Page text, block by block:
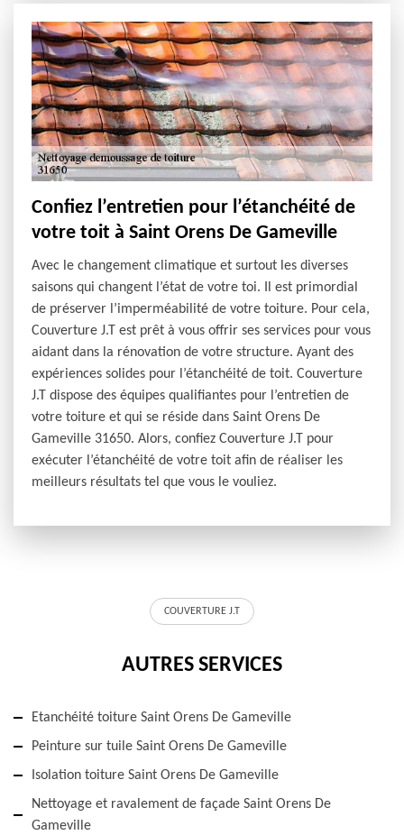
Confiez l’entretien pour l’étanchéité de
votre toit à Saint Orens De Gameville
Avec le changement climatique et surtout les diverses
saisons qui changent l’état de votre toi. Il est primordial
de préserver l’imperméabilité de votre toiture. Pour cela,
Couverture J.T est prêt à vous offrir ses services pour vous
aidant dans la rénovation de votre structure. Ayant des
expériences solides pour l’étanchéité de toit. Couverture
J.T dispose des équipes qualifiantes pour l’entretien de
votre toiture et qui se réside dans Saint Orens De
Gameville 31650. Alors, confiez Couverture J.T pour
exécuter l’étanchéité de votre toit afin de réaliser les
meilleurs résultats tel que vous le vouliez.
COUVERTURE J.T
AUTRES SERVICES
Etanchéité toiture Saint Orens De Gameville
Peinture sur tuile Saint Orens De Gameville
Isolation toiture Saint Orens De Gameville
Nettoyage et ravalement de façade Saint Orens De
Gameville